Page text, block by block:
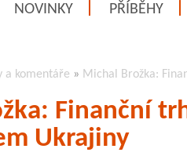
NOVINKY PŘÍBĚHY
a komentáře » Michal Brožka:
Finanční
Ukrajiny